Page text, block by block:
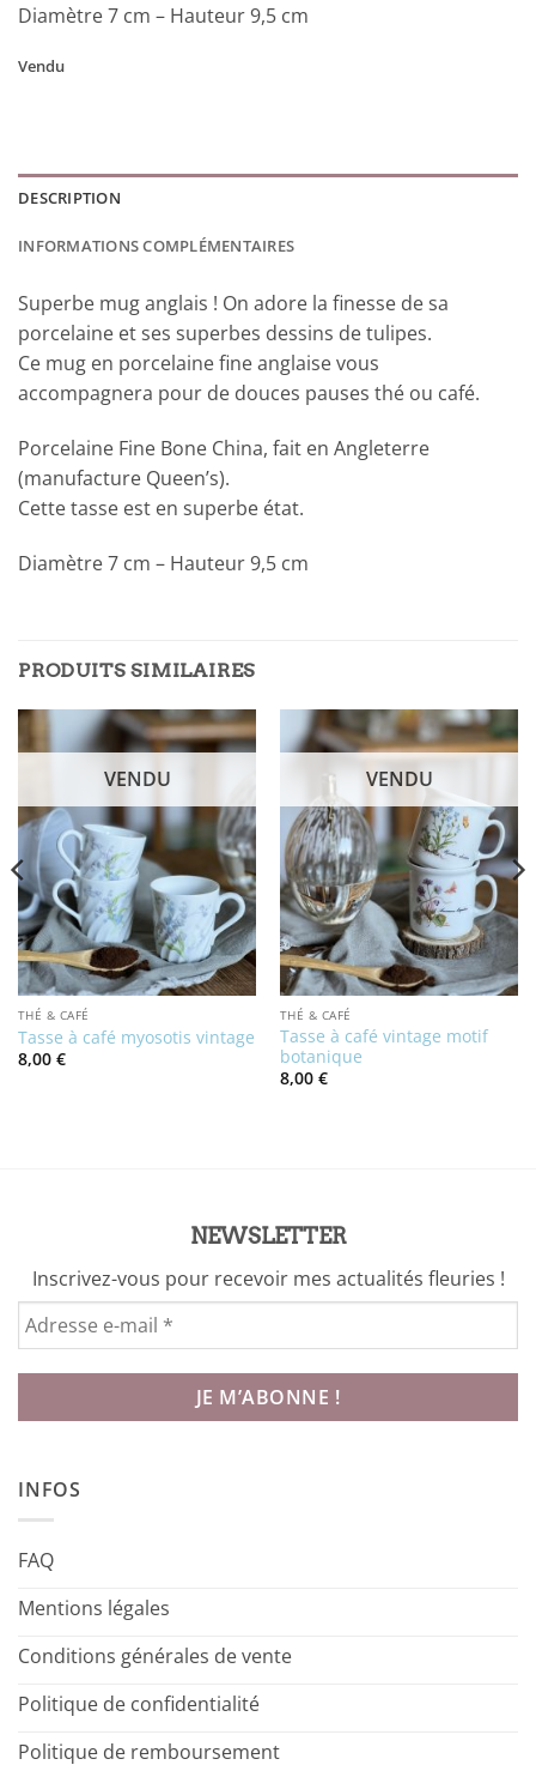
Diamètre 7 cm – Hauteur 9,5 cm
Vendu
DESCRIPTION
INFORMATIONS COMPLÉMENTAIRES
Superbe mug anglais ! On adore la finesse de sa
porcelaine et ses superbes dessins de tulipes.
Ce mug en porcelaine fine anglaise vous
accompagnera pour de douces pauses thé ou café.
Porcelaine Fine Bone China, fait en Angleterre
(manufacture Queen’s).
Cette tasse est en superbe état.
Diamètre 7 cm – Hauteur 9,5 cm
PRODUITS SIMILAIRES
VENDU
THÉ & CAFÉ
Tasse à café myosotis vintage
8,00 €
VENDU
THÉ & CAFÉ
Tasse à café vintage motif
botanique
8,00 €
NEWSLETTER
Inscrivez-vous pour recevoir mes actualités fleuries !
INFOS
FAQ
Mentions légales
Conditions générales de vente
Politique de confidentialité
Politique de remboursement